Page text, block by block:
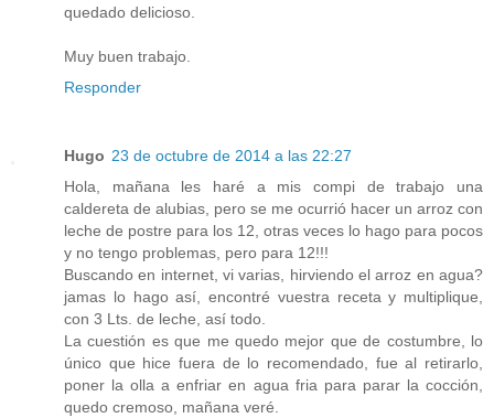
quedado delicioso.
Muy buen trabajo.
Responder
Hugo 23 de octubre de 2014 a las 22:27
Hola, mañana les haré a mis compi de trabajo una
caldereta de alubias, pero se me ocurrió hacer un arroz con
leche de postre para los 12, otras veces lo hago para pocos
y no tengo problemas, pero para 12!!!
Buscando en internet, vi varias, hirviendo el arroz en agua?
jamas lo hago así, encontré vuestra receta y multiplique,
con 3 Lts. de leche, así todo.
La cuestión es que me quedo mejor que de costumbre, lo
único que hice fuera de lo recomendado, fue al retirarlo,
poner la olla a enfriar en agua fria para parar la cocción,
quedo cremoso, mañana veré.